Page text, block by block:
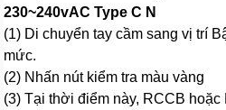
230~240vAC Type C N
(1) Di chuyển tay cầm sang vị trí
mức.
(2) Nhấn nút kiểm tra màu vàng
(3) Tại thời điểm này, RCCB hoặc